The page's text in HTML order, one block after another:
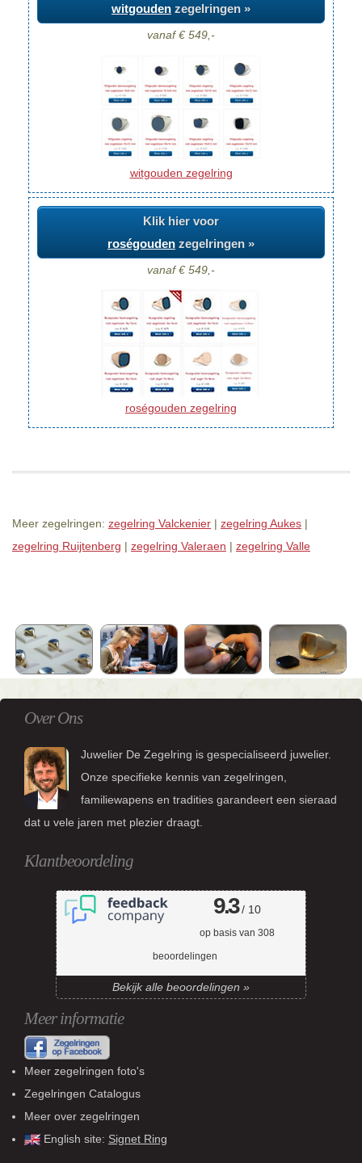
witgouden zegelringen »
vanaf € 549,-
witgouden zegelring
Klik hier voor
roségouden zegelringen »
vanaf € 549,-
roségouden zegelring
Meer zegelringen: zegelring Valckenier | zegelring Aukes |
zegelring Ruijtenberg | zegelring Valeraen | zegelring Valle
Over Ons
Juwelier De Zegelring is gespecialiseerd juwelier.
Onze specifieke kennis van zegelringen,
familiewapens en tradities garandeert een sieraad
dat u vele jaren met plezier draagt.
Klantbeoordeling
9.3/ 10
op basis van 308
beoordelingen
Bekijk alle beoordelingen »
Meer informatie
Meer zegelringen foto's
Zegelringen Catalogus
Meer over zegelringen
English site: Signet Ring